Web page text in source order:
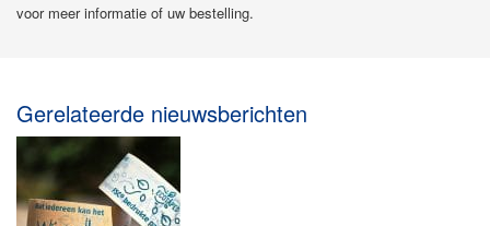
voor meer informatie of uw bestelling.
Gerelateerde nieuwsberichten